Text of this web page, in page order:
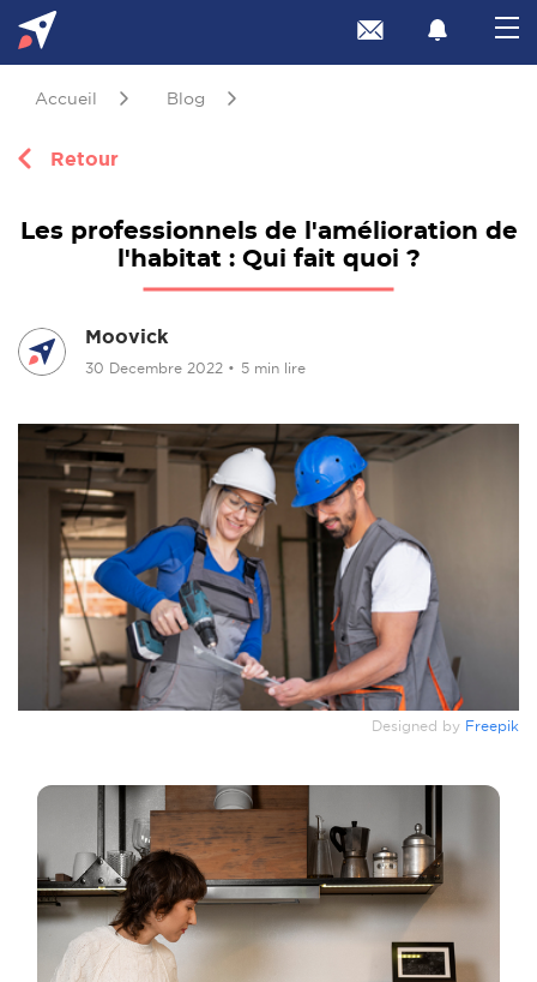
Accueil Blog
Retour
Les professionnels de l'amélioration de
l'habitat : Qui fait quoi ?
Moovick
30 Decembre 2022 • 5 min lire
Designed by Freepik